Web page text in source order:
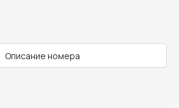
Описание номера